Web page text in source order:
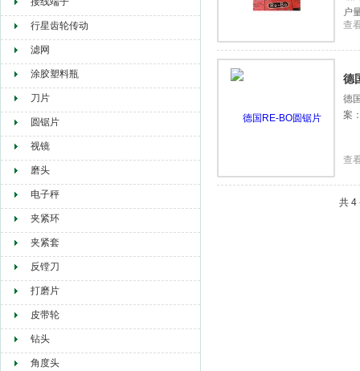
行星齿轮传动
滤网
涂胶塑料瓶
刀片
圆锯片
视镜
磨头
电子秤
夹紧环
夹紧套
反镗刀
打磨片
皮带轮
钻头
角度头
户
此
查
德
德
案
查
共 4